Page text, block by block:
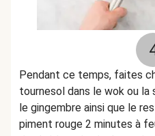
Pendant ce temps, faites
tournesol dans le wok ou
le gingembre ainsi que le
piment rouge 2 minutes à